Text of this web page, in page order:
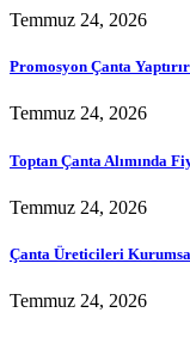
Temmuz 24, 2026
Promosyon Çanta
Temmuz 24, 2026
Toptan Çanta Alımında
Temmuz 24, 2026
Çanta Üreticileri
Temmuz 24, 2026